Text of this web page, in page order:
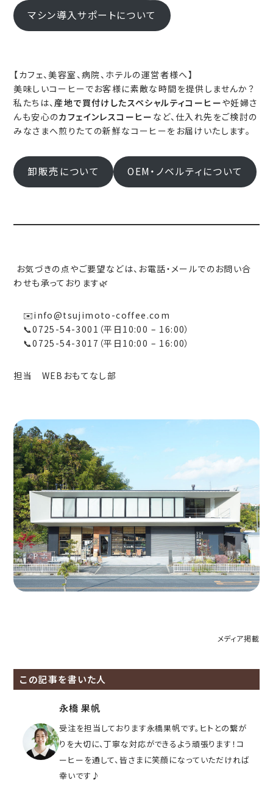
マシン導入サポートについて
【カフェ、美容室、病院、ホテルの運営者様へ】
美味しいコーヒーでお客様に素敵な時間を提供しませんか？
私たちは、 産地で買付けしたスペシャルティコーヒーや妊婦さ
んも安心のカフェインレスコーヒー など、仕入れ先をご検討の
みなさまへ煎りたての新鮮なコーヒーをお届けいたします。
卸販売について OEM・ノベルティについて
お気づきの点やご要望などは、お電話・メールでのお問い合
わせも承っております🌿
✉️info@tsujimoto-coffee.com
📞0725-54-3001（平日10:00 – 16:00）
📞0725-54-3017（平日10:00 – 16:00）
担当 WEBおもてなし部
メディア掲載
この記事を書いた人
永橋 果帆
受注を担当しております永橋果帆です。ヒトとの繋が
りを大切に、丁寧な対応ができるよう頑張ります！コ
ーヒーを通して、皆さまに笑顔になっていただければ
幸いです♪